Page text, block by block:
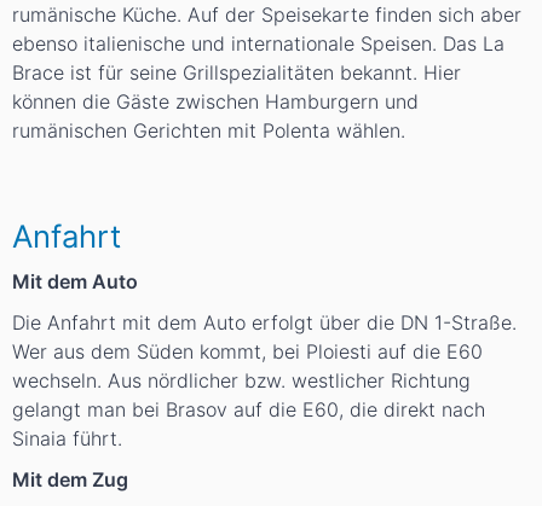
rumänische Küche. Auf der Speisekarte finden sich aber
ebenso italienische und internationale Speisen. Das La
Brace ist für seine Grillspezialitäten bekannt. Hier
können die Gäste zwischen Hamburgern und
rumänischen Gerichten mit Polenta wählen.
Anfahrt
Mit dem Auto
Die Anfahrt mit dem Auto erfolgt über die DN 1-Straße.
Wer aus dem Süden kommt, bei Ploiesti auf die E60
wechseln. Aus nördlicher bzw. westlicher Richtung
gelangt man bei Brasov auf die E60, die direkt nach
Sinaia führt.
Mit dem Zug